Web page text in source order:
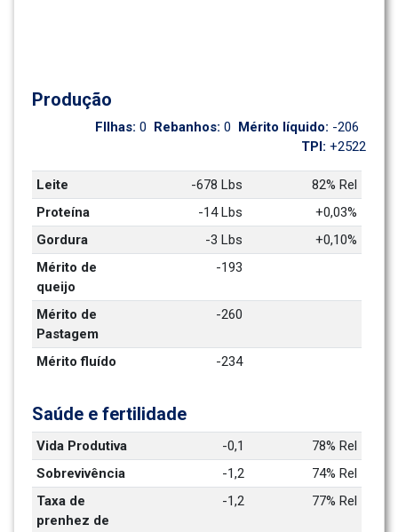
Produção
FIlhas: 0 Rebanhos: 0 Mérito líquido: -206
TPI: +2522
Leite -678 Lbs
82% Rel
Proteína
-14 Lbs
+0,03%
Gordura
-3 Lbs
+0,10%
Mérito de
queijo
-193
Mérito de
Pastagem
-260
Mérito fluído -234
Saúde e fertilidade
Vida Produtiva -0,1
78% Rel
Sobrevivência
-1,2
74% Rel
Taxa de
prenhez de
-1,2 77% Rel